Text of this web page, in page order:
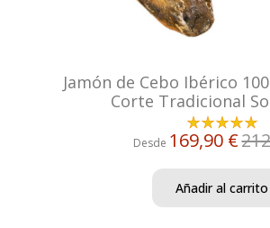
Jamón de Cebo Ibérico
Corte Tradicional
Desde 169,90 €
Añadir al carrito